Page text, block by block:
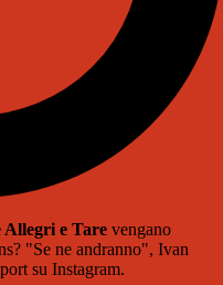
Allegri e Tare vengano
"Se ne andranno", Ivan
su Instagram.